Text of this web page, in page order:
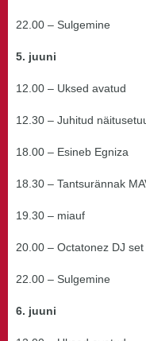
22.00 – Sulgemine
5. juuni
12.00 – Uksed avatud
12.30 – Juhitud
18.00 – Esineb Egniza
18.30 – Tantsurännak
19.30 – miauf
20.00 – Octatonez DJ set
22.00 – Sulgemine
6. juuni